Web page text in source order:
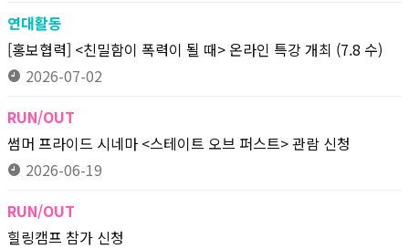
연대활동
[홍보협력] <친밀함이 폭력이 될 때> 온라인 특강 개최 (7.8 수)
2026-07-02
RUN/OUT
썸머 프라이드 시네마 <스테이트 오브 퍼스트> 관람 신청
2026-06-19
RUN/OUT
힐링캠프 참가 신청